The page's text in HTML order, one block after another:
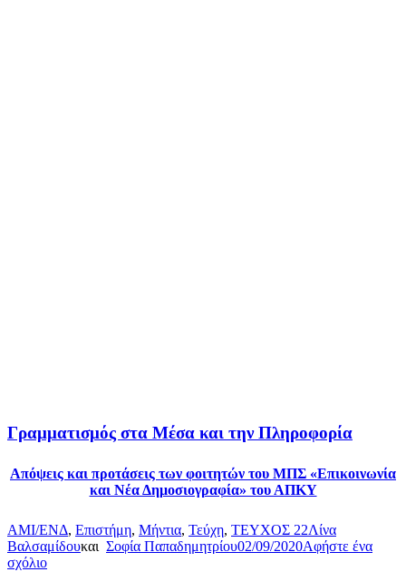
Γραμματισμός στα Μέσα και την Πληροφορία
Απόψεις και προτάσεις των φοιτητών του ΜΠΣ «Επικοινωνία
και Νέα Δημοσιογραφία» του ΑΠΚΥ
AMI/ΕΝΔ, Επιστήμη, Μήντια, Τεύχη, ΤΕΥΧΟΣ 22Λίνα
Βαλσαμίδουκαι Σοφία Παπαδημητρίου02/09/2020Αφήστε ένα
σχόλιο